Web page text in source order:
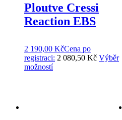
Ploutve Cressi
Reaction EBS
2 190,00 KčCena po
registraci: 2 080,50 Kč Výběr
možností